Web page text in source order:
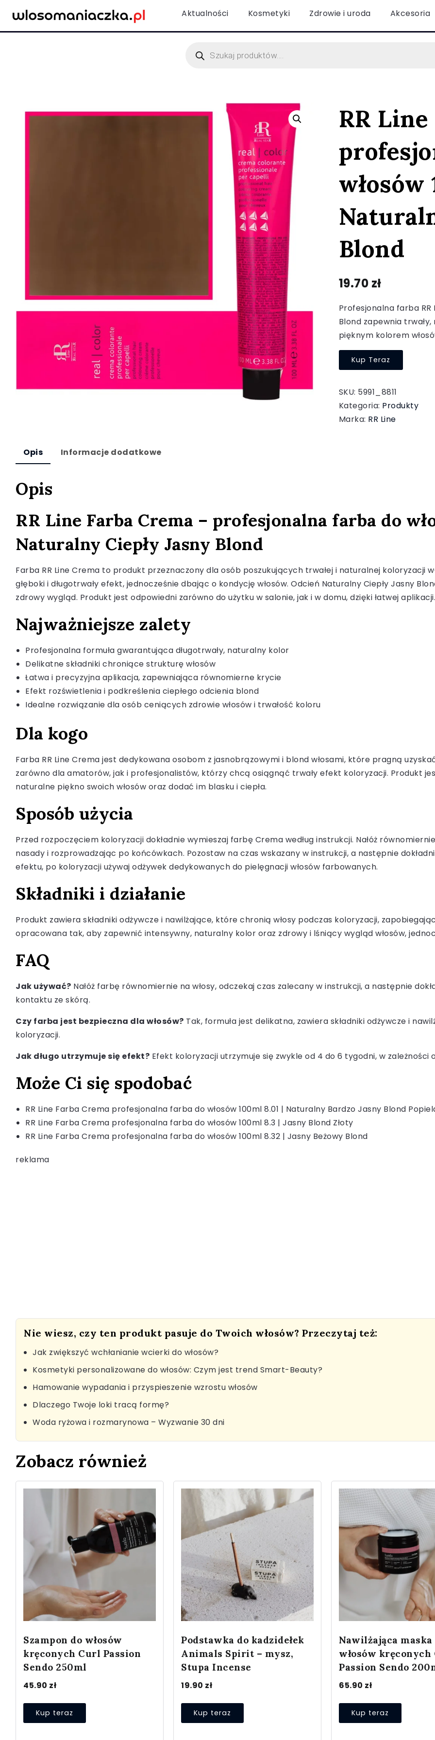
Aktualności Kosmetyki Zdrowie i uroda Akcesoria
RR
Blond
19.70 zł
Profesjonalna farba
Blond zapewnia
pięknym kolorem
Kup Teraz
SKU: 5991_8811
Kategoria: Produkty
Marka: RR Line
Opis Informacje dodatkowe
Opis
RR Line Farba Crema – profesjonalna farba do
Naturalny Ciepły Jasny Blond
Farba RR Line Crema to produkt przeznaczony dla osób poszukujących trwałej i naturalnej koloryzacji
głęboki i długotrwały efekt, jednocześnie dbając o kondycję włosów. Odcień Naturalny Ciepły Jasny
zdrowy wygląd. Produkt jest odpowiedni zarówno do użytku w salonie, jak i w domu, dzięki łatwej aplikacji.
Najważniejsze zalety
Profesjonalna formuła gwarantująca długotrwały, naturalny kolor
Delikatne składniki chroniące strukturę włosów
Łatwa i precyzyjna aplikacja, zapewniająca równomierne krycie
Efekt rozświetlenia i podkreślenia ciepłego odcienia blond
Idealne rozwiązanie dla osób ceniących zdrowie włosów i trwałość koloru
Dla kogo
Farba RR Line Crema jest dedykowana osobom z jasnobrązowymi i blond włosami, które pragną
zarówno dla amatorów, jak i profesjonalistów, którzy chcą osiągnąć trwały efekt koloryzacji. Produkt
naturalne piękno swoich włosów oraz dodać im blasku i ciepła.
Sposób użycia
Przed rozpoczęciem koloryzacji dokładnie wymieszaj farbę Crema według instrukcji. Nałóż
nasady i rozprowadzając po końcówkach. Pozostaw na czas wskazany w instrukcji, a następnie
efektu, po koloryzacji używaj odżywek dedykowanych do pielęgnacji włosów farbowanych.
Składniki i działanie
Produkt zawiera składniki odżywcze i nawilżające, które chronią włosy podczas koloryzacji,
opracowana tak, aby zapewnić intensywny, naturalny kolor oraz zdrowy i lśniący wygląd włosów,
FAQ
Jak używać? Nałóż farbę równomiernie na włosy, odczekaj czas zalecany w instrukcji, a następnie
kontaktu ze skórą.
Czy farba jest bezpieczna dla włosów? Tak, formuła jest delikatna, zawiera składniki odżywcze i
koloryzacji.
Jak długo utrzymuje się efekt? Efekt koloryzacji utrzymuje się zwykle od 4 do 6 tygodni, w zależności
Może Ci się spodobać
RR Line Farba Crema profesjonalna farba do włosów 100ml 8.01 | Naturalny Bardzo Jasny Blond
RR Line Farba Crema profesjonalna farba do włosów 100ml 8.3 | Jasny Blond Złoty
RR Line Farba Crema profesjonalna farba do włosów 100ml 8.32 | Jasny Beżowy Blond
reklama
Nie wiesz, czy ten produkt pasuje do Twoich włosów? Przeczytaj też:
Jak zwiększyć wchłanianie wcierki do włosów?
Kosmetyki personalizowane do włosów: Czym jest trend Smart-Beauty?
Hamowanie wypadania i przyspieszenie wzrostu włosów
Dlaczego Twoje loki tracą formę?
Woda ryżowa i rozmarynowa – Wyzwanie 30 dni
Zobacz również
Szampon do włosów
kręconych Curl Passion
Sendo 250ml
45.90 zł
Kup teraz
Podstawka do kadzidełek
Animals Spirit – mysz,
Stupa Incense
19.90 zł
Kup teraz
Nawilżająca maska
włosów
Passion Sendo
65.90 zł
Kup teraz